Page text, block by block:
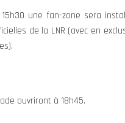
une fan-zone sera
de la LNR (avec en
ouvriront à 18h45.